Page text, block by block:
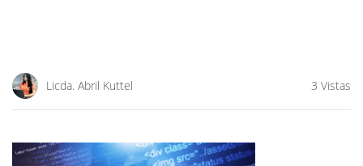
Licda. Abril Kuttel 3 Vistas